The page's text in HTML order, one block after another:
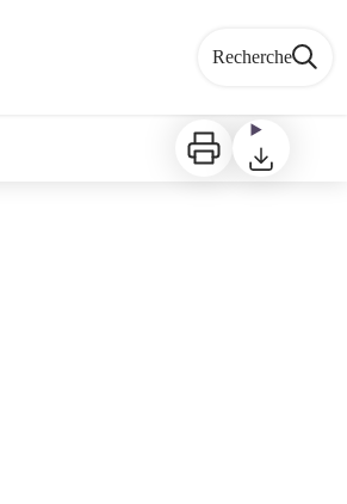
Recherche
Imprimer Télécharger